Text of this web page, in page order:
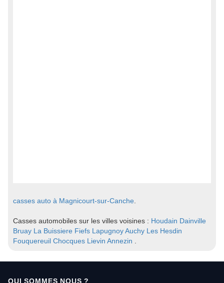
casses auto à Magnicourt-sur-Canche
Casses automobiles sur les villes voisines : Houdain Dainville
Bruay La Buissiere Fiefs LapugnoyAuchy Les Hesdin
Fouquereuil Chocques Lievin Annezin
QUI SOMMES NOUS ?